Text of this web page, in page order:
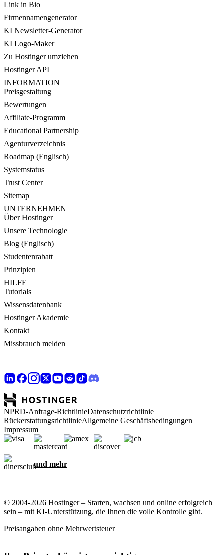
Link in Bio
Firmennamengenerator
KI Newsletter-Generator
KI Logo-Maker
Zu Hostinger umziehen
Hostinger API
INFORMATION
Preisgestaltung
Bewertungen
Affiliate-Programm
Educational Partnership
Agenturverzeichnis
Roadmap (Englisch)
Systemstatus
Trust Center
Sitemap
UNTERNEHMEN
Über Hostinger
Unsere Technologie
Blog (Englisch)
Studentenrabatt
Prinzipien
HILFE
Tutorials
Wissensdatenbank
Hostinger Akademie
Kontakt
Missbrauch melden
NPRD-Anfrage-RichtlinieDatenschutzrichtlinie
RückerstattungsrichtlinieAllgemeine Geschäftsbedingungen
Impressum
und mehr
© 2004-2026 Hostinger – Starten, wachsen und online erfolgreich
sein – mit KI-Unterstützung, die Ihnen die volle Kontrolle gibt.
Preisangaben ohne Mehrwertsteuer